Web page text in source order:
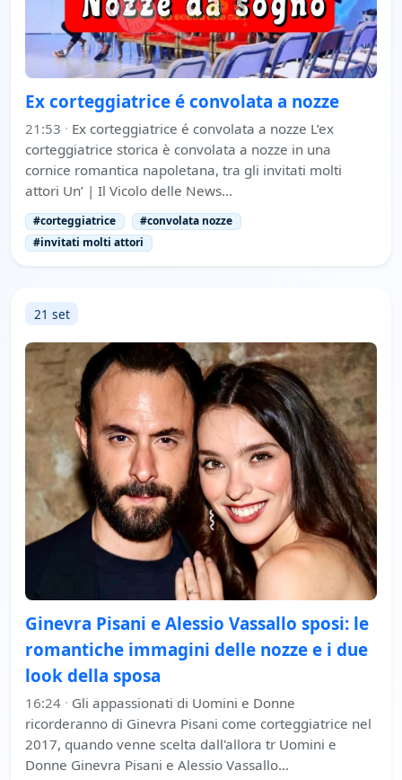
Ex corteggiatrice é convolata a nozze
21:53 · Ex corteggiatrice é convolata a nozze L’ex
corteggiatrice storica è convolata a nozze in una
cornice romantica napoletana, tra gli invitati molti
attori Un’ | Il Vicolo delle News…
#corteggiatrice
#convolata nozze
#invitati molti attori
21 set
Ginevra Pisani e Alessio Vassallo sposi: le
romantiche immagini delle nozze e i due
look della sposa
16:24 · Gli appassionati di Uomini e Donne
ricorderanno di Ginevra Pisani come corteggiatrice nel
2017, quando venne scelta dall'allora tr Uomini e
Donne Ginevra Pisani e Alessio Vassallo…